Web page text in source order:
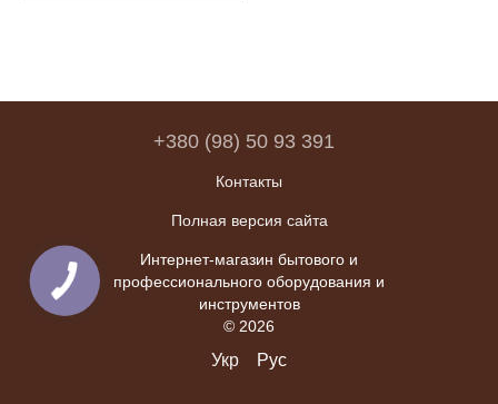
+380 (98) 50 93 391
Контакты
Полная версия сайта
Интернет-магазин бытового и
профессионального оборудования и
инструментов
© 2026
Укр Рус